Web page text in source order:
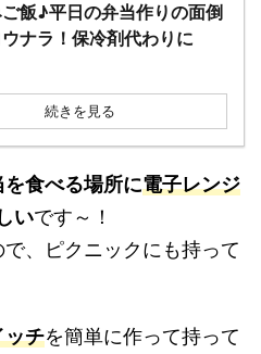
飯♪平日の弁当作りの面倒
ナラ！保冷剤代わりに
続きを見る
を食べる場所に電子レンジ
いです～！
で、ピクニックにも持って
ッチを簡単に作って持って